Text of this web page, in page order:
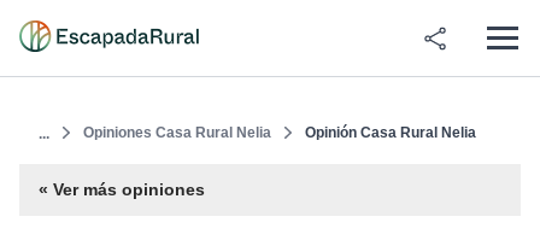
... Opiniones Casa Rural Nelia Opinión Casa Rural Nelia
« Ver más opiniones